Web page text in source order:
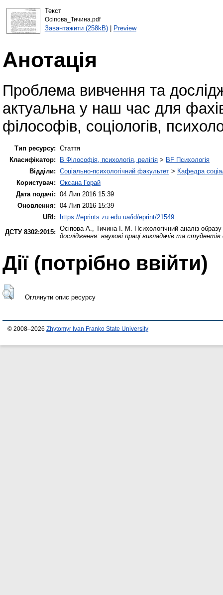
Текст
Осіпова_Тичина.pdf
Завантажити (258kB)| Preview
Анотація
Проблема вивчення та
актуальна у наш час для
філософів, соціологів,
Тип ресурсу: Стаття
Класифікатор:
B Філософія, психологія, релігія > BF Психологія
Відділи: Соціально-психологічний факультет > Кафедра
Користувач: Оксана Горай
Дата подачі: 04 Лип 2016 15:39
Оновлення: 04 Лип 2016 15:39
URI: https://eprints.zu.edu.ua/id/eprint/21549
ДСТУ 8302:2015: Осіпова А. Тичина І. М.
Психологічний аналіз
дослідження: наукові праці викладачів та
Дії ​​(потрібно ввійти)
Оглянути опис ресурсу
© 2008–2026 Zhytomyr Ivan Franko State University